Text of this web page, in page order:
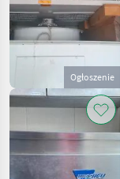
Ogłoszenie